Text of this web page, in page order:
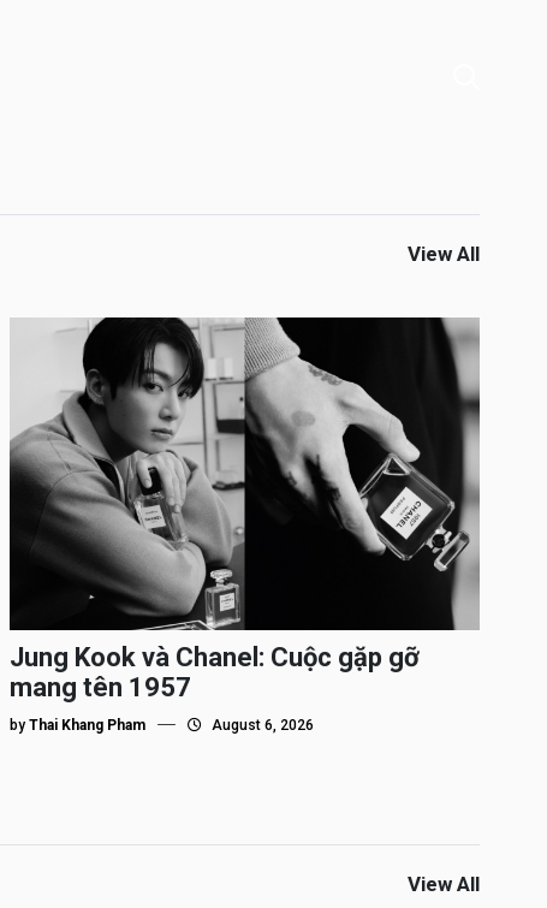
View All
Jung Kook và Chanel: Cuộc gặp gỡ
mang tên 1957
byThai Khang Pham August 6, 2026
View All